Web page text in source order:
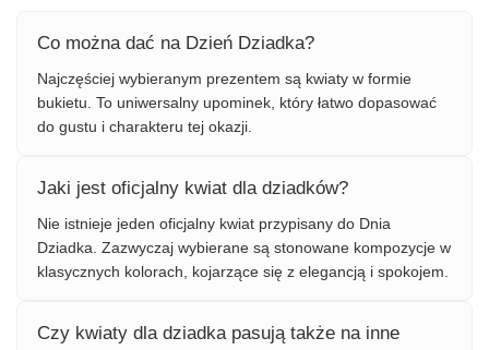
Co można dać na Dzień Dziadka?
Najczęściej wybieranym prezentem są kwiaty w formie
bukietu. To uniwersalny upominek, który łatwo dopasować
do gustu i charakteru tej okazji.
Jaki jest oficjalny kwiat dla dziadków?
Nie istnieje jeden oficjalny kwiat przypisany do Dnia
Dziadka. Zazwyczaj wybierane są stonowane kompozycje w
klasycznych kolorach, kojarzące się z elegancją i spokojem.
Czy kwiaty dla dziadka pasują także na inne